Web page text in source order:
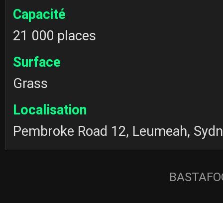
Capacité
21 000 places
Surface
Grass
Localisation
Pembroke Road 12, Leumeah,